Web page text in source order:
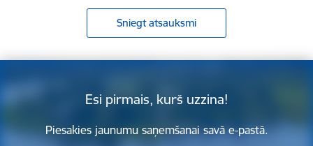
Sniegt atsauksmi
Esi pirmais, kurš uzzina!
Piesakies jaunumu saņemšanai savā e-pastā.